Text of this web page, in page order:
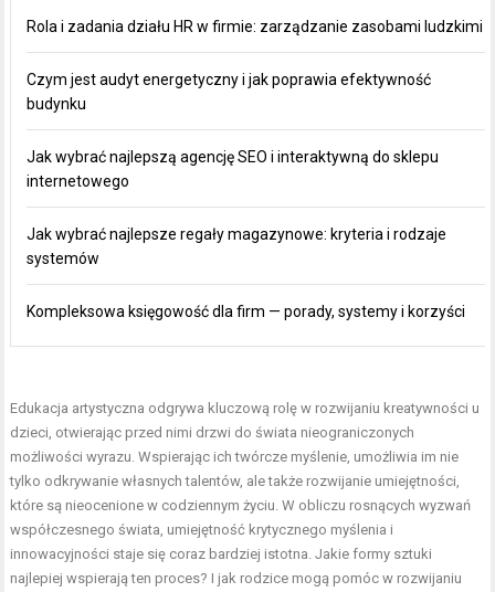
Rola i zadania działu HR w firmie: zarządzanie zasobami ludzkimi
Czym jest audyt energetyczny i jak poprawia efektywność
budynku
Jak wybrać najlepszą agencję SEO i interaktywną do sklepu
internetowego
Jak wybrać najlepsze regały magazynowe: kryteria i rodzaje
systemów
Kompleksowa księgowość dla firm — porady, systemy i korzyści
Edukacja artystyczna odgrywa kluczową rolę w rozwijaniu kreatywności u
dzieci, otwierając przed nimi drzwi do świata nieograniczonych
możliwości wyrazu. Wspierając ich twórcze myślenie, umożliwia im nie
tylko odkrywanie własnych talentów, ale także rozwijanie umiejętności,
które są nieocenione w codziennym życiu. W obliczu rosnących wyzwań
współczesnego świata, umiejętność krytycznego myślenia i
innowacyjności staje się coraz bardziej istotna. Jakie formy sztuki
najlepiej wspierają ten proces? I jak rodzice mogą pomóc w rozwijaniu